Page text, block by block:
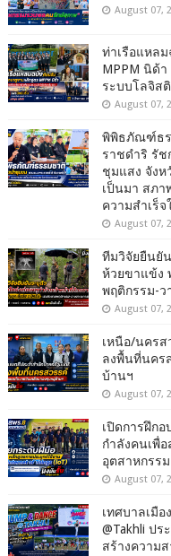
August 07,
ท่าเรือแหล
MPPM นิด้
ระบบโลจิสติ
August 07,
พิพิธภัณฑ์ธร
ราชดำริ รัช
ชุมแสง จังห
เป็นมา สภ
ความสำเร็
August 07,
ทีมวิจัยยืนยั
ห้วยขาแข้ง
พฤติกรรม-ว
August 07,
เหนือ/นคร
ลงพื้นที่นคร
บ้านฯ
August 07,
เปิดการฝึก
กำลังคนเพื่
อุตสาหกรรม
August 07,
เทศบาลเมือ
@Takhli ป
สร้างความ